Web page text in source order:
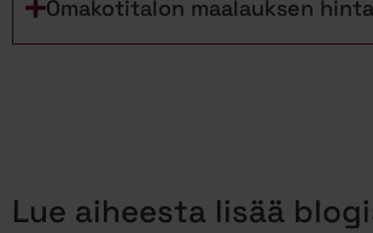
Omakotitalon maalauksen
Lue aiheesta lisää